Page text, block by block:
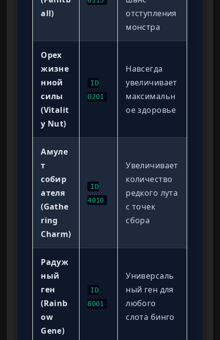
all)
отступления
монстра
Орех
жизне
нной
силы
(Vitalit
y Nut)
ID
0201
Навсегда
увеличивает
максимальн
ое здоровье
Амуле
т
собир
ателя
(Gathe
ring
Charm)
ID
4010
Увеличивает
количество
редкого лута
с точек
сбора
Радуж
ный
ген
(Rainb
ow
Gene)
ID
8001
Универсаль
ный ген для
любого
слота бинго